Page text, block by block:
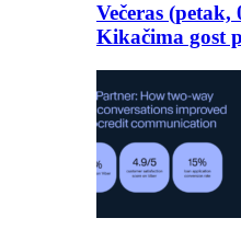
Večeras
Kikačima gost